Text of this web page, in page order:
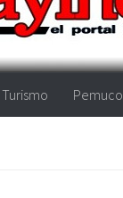
Turismo Pemuco